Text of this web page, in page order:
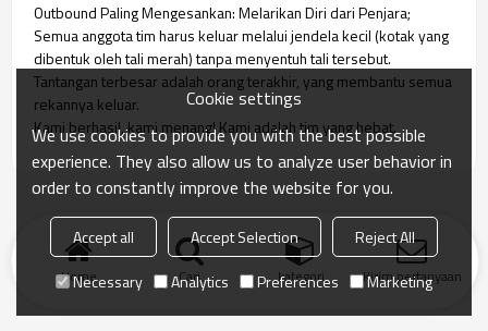
Outbound Paling Mengesankan: Melarikan Diri dari Penjara;
Semua anggota tim harus keluar melalui jendela kecil (kotak yang
dibentuk oleh tali merah) tanpa menyentuh tali tersebut.
Tantangan terbesar adalah orang terakhir, yang membantu semua
rekannya keluar.
Kami berhasil, kami menang! Kami adalah tim yang hebat.
Home Cari kategori Kirim pertanyaan
Cookie settings
We use cookies to provide you with the best possible
experience. They also allow us to analyze user behavior in
order to constantly improve the website for you.
Accept all Accept Selection
Reject All
Necessary
Analytics Preferences Marketing